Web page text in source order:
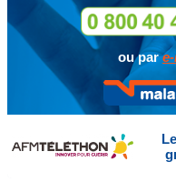
ou par